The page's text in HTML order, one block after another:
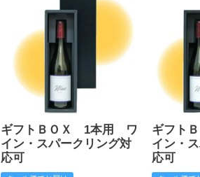
ギフトＢＯＸ 1本用 ワ
イン・スパークリング対
応可
ギフト
イン・
応可